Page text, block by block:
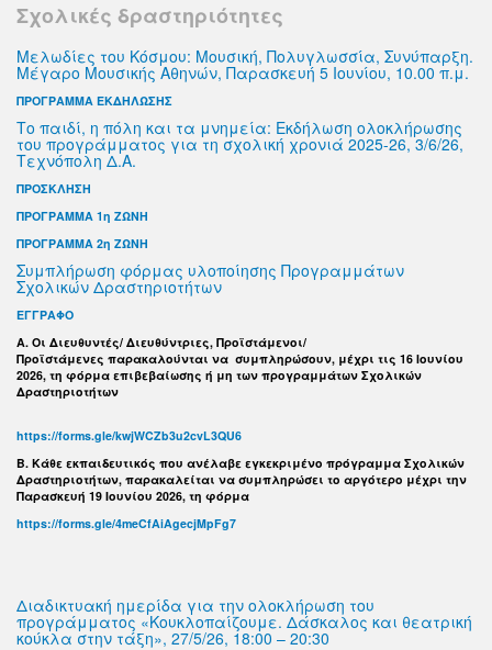
Σχολικές δραστηριότητες
Μελωδίες του Κόσμου: Μουσική, Πολυγλωσσία, Συνύπαρξη.
Μέγαρο Μουσικής Αθηνών, Παρασκευή 5 Ιουνίου, 10.00 π.μ.
ΠΡΟΓΡΑΜΜΑ ΕΚΔΗΛΩΣΗΣ
Το παιδί, η πόλη και τα μνημεία: Εκδήλωση ολοκλήρωσης
του προγράμματος για τη σχολική χρονιά 2025-26, 3/6/26,
Τεχνόπολη Δ.Α.
ΠΡΟΣΚΛΗΣΗ
ΠΡΟΓΡΑΜΜΑ 1η ΖΩΝΗ
ΠΡΟΓΡΑΜΜΑ 2η ΖΩΝΗ
Συμπλήρωση φόρμας υλοποίησης Προγραμμάτων
Σχολικών Δραστηριοτήτων
ΕΓΓΡΑΦΟ
Α. Οι Διευθυντές/ Διευθύντριες, Προϊστάμενοι/
Προϊστάμενες παρακαλούνται να συμπληρώσουν, μέχρι τις 16 Ιουνίου
2026, τη φόρμα επιβεβαίωσης ή μη των προγραμμάτων Σχολικών
Δραστηριοτήτων
https://forms.gle/kwjWCZb3u2cvL3QU6
B. Κάθε εκπαιδευτικός που ανέλαβε εγκεκριμένο πρόγραμμα Σχολικών
Δραστηριοτήτων, παρακαλείται να συμπληρώσει το αργότερο μέχρι την
Παρασκευή 19 Ιουνίου 2026, τη φόρμα
https://forms.gle/4meCfAiAgecjMpFg7
Διαδικτυακή ημερίδα για την ολοκλήρωση του
προγράμματος «Κουκλοπαίζουμε. Δάσκαλος και θεατρική
κούκλα στην τάξη», 27/5/26, 18:00 – 20:30